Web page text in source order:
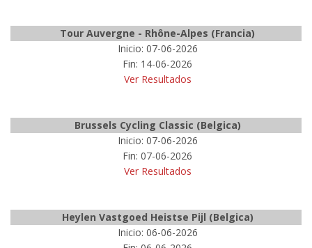
Tour Auvergne - Rhône-Alpes (Francia)
Inicio: 07-06-2026
Fin: 14-06-2026
Ver Resultados
Brussels Cycling Classic (Belgica)
Inicio: 07-06-2026
Fin: 07-06-2026
Ver Resultados
Heylen Vastgoed Heistse Pijl (Belgica)
Inicio: 06-06-2026